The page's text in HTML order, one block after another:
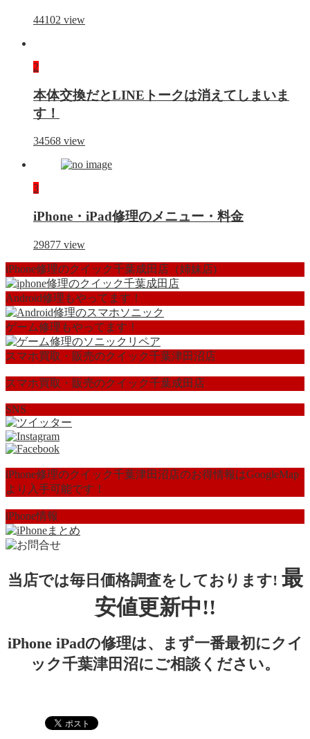
44102 view
2
本体交換だとLINEトークは消えてしまいま
す！
34568 view
3
iPhone・iPad修理のメニュー・料金
29877 view
iPhone修理のクイック千葉成田店（姉妹店)
Android修理もやってます！
ゲーム修理もやってます！
スマホ買取・販売のクイック千葉津田沼店
スマホ買取・販売のクイック千葉成田店
SNS
iPhone修理のクイック千葉津田沼店のお得情報はGoogleMap
より入手可能です！
iPhone情報
当店では毎日価格調査をしております! 最
安値更新中!!
iPhone iPadの修理は、まず一番最初にクイ
ック千葉津田沼にご相談ください。